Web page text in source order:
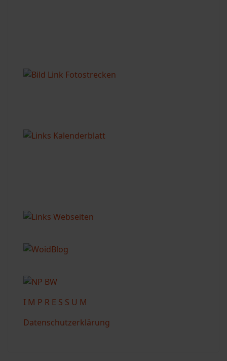
I M P R E S S U M
Datenschutzerklärung